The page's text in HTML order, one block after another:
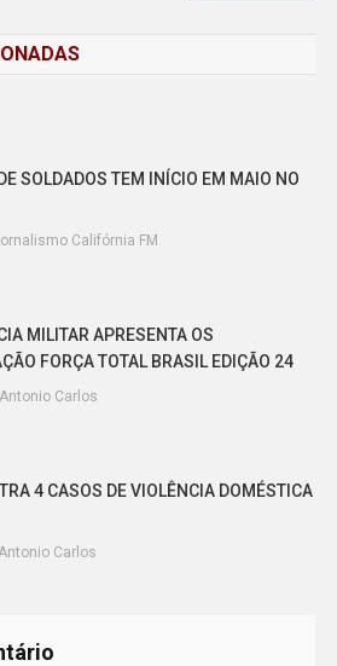
SOLDADOS TEM INÍCIO EM MAIO NO
Califórnia FM
MILITAR APRESENTA OS
FORÇA TOTAL BRASIL EDIÇÃO 24
Antonio Carlos
4 CASOS DE VIOLÊNCIA DOMÉSTICA
Antonio Carlos